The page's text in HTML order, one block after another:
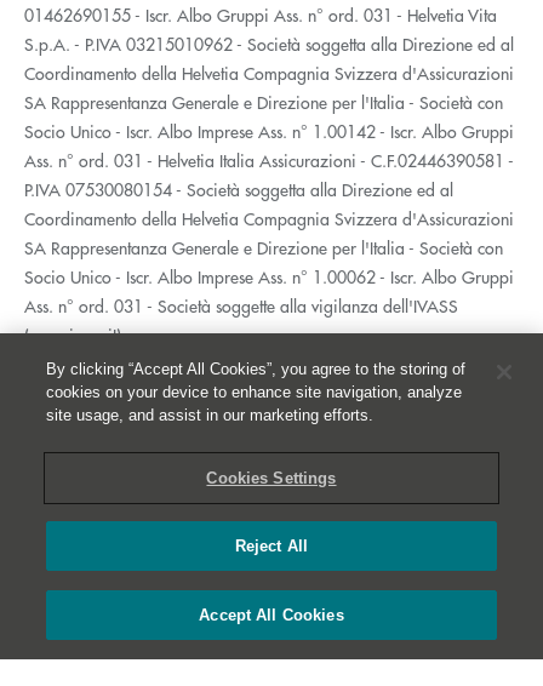
01462690155 - Iscr. Albo Gruppi Ass. n° ord. 031 - Helvetia Vita
S.p.A. - P.IVA 03215010962 - Società soggetta alla Direzione ed al
Coordinamento della Helvetia Compagnia Svizzera d'Assicurazioni
SA Rappresentanza Generale e Direzione per l'Italia - Società con
Socio Unico - Iscr. Albo Imprese Ass. n° 1.00142 - Iscr. Albo Gruppi
Ass. n° ord. 031 - Helvetia Italia Assicurazioni - C.F.02446390581 -
P.IVA 07530080154 - Società soggetta alla Direzione ed al
Coordinamento della Helvetia Compagnia Svizzera d'Assicurazioni
SA Rappresentanza Generale e Direzione per l'Italia - Società con
Socio Unico - Iscr. Albo Imprese Ass. n° 1.00062 - Iscr. Albo Gruppi
Ass. n° ord. 031 - Società soggette alla vigilanza dell'IVASS
(www.ivass.it)
Via Cassinis, 21
20139 Milano
02 5351.1
Accessibilità
Whistleblowing
Cookies
By clicking “Accept All Cookies”, you agree to the storing of
cookies on your device to enhance site navigation, analyze
site usage, and assist in our marketing efforts.
Cookies Settings
Reject All
Accept All Cookies